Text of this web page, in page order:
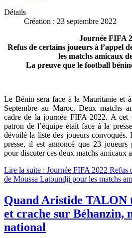
Détails
Création : 23 septembre 2022
Journée FIFA
Refus de certains joueurs à l’appel
les matchs amicaux
La preuve que le football
Le Bénin sera face à la Mauritanie et
Septembre au Maroc. Deux matchs
cadre de la journée FIFA 2022. A cet
patron de l’équipe était face à la
dévoilé la liste des joueurs convoqués.
presse, il est annoncé que 23 joueurs
pour discuter ces deux matchs amicaux
Lire la suite : Journée FIFA 2022 Refus
de Moussa Latoundji pour les matchs
Quand Aristide TALON
et crache sur Béhanzin,
national